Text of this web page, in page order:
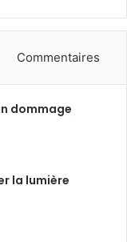
Commentaires
dommage
la lumière